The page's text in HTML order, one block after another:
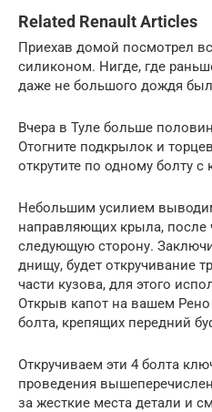
Related Renault Articles
Приехав домой посмотрел
силиконом. Нигде, где
даже не большого дождя
Вчера в Туле больше
Отогните подкрылок и
открутите по одному болту
Небольшим усилием
направляющих крыла, после
следующую сторону.
днищу, будет откручивание
части кузова, для этого
Открыв капот на вашем
болта, крепящих передний
Откручиваем эти 4 болта
проведения
за жесткие места детали и